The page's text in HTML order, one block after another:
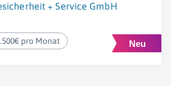
+ Service GmbH
pro Monat